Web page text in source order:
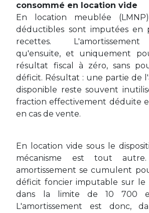
consommé en location vide
En location meublée
déductibles sont imputées en
recettes.
qu'ensuite, et uniquement
résultat fiscal à zéro, sans
déficit. Résultat : une partie de
disponible reste souvent
fraction effectivement déduite
en cas de vente.
En location vide sous le
mécanisme est tout
amortissement se cumulent
déficit foncier imputable sur le
dans la limite de 10 700
L'amortissement est donc,